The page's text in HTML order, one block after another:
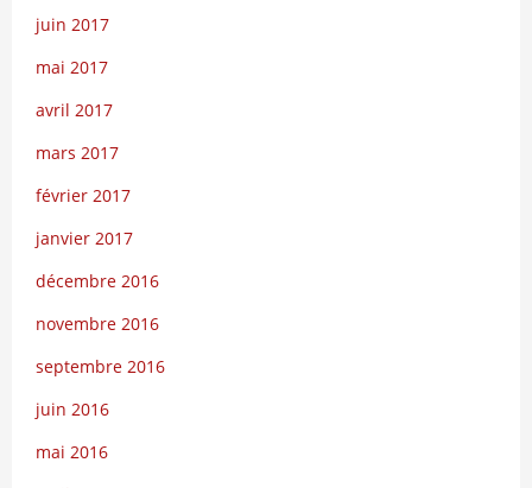
juin 2017
mai 2017
avril 2017
mars 2017
février 2017
janvier 2017
décembre 2016
novembre 2016
septembre 2016
juin 2016
mai 2016